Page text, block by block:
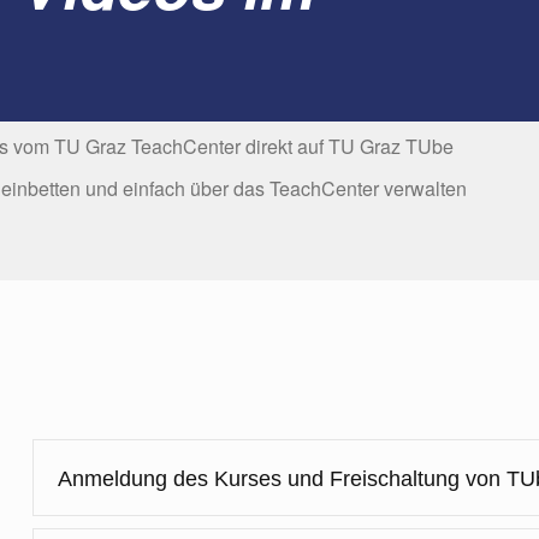
TU Graz TeachCenter direkt auf TU Graz TUbe
und einfach über das TeachCenter verwalten
Anmeldung des Kurses und Freischaltung von